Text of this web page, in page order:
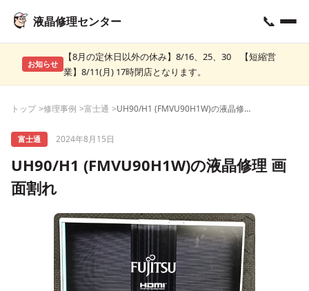
液晶修理センター 📞
お知らせ
【8月の定休日以外の休み】8/16、25、30 【短縮営
業】8/11(月) 17時閉店となります。
トップ 修理事例 富士通 UH90/H1 (FMVU90H1W)の液晶修理 画面割れ
富士通 2024年8月15日
UH90/H1 (FMVU90H1W)の液晶修理 画
面割れ